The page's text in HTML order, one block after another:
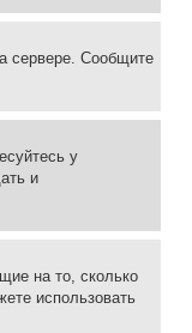
сервере. Сообщите
у
и
на то, сколько
использовать